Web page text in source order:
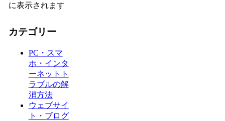
に表示されます
カテゴリー
PC・スマ
ホ・インタ
ーネットト
ラブルの解
消方法
ウェブサイ
ト・ブログ